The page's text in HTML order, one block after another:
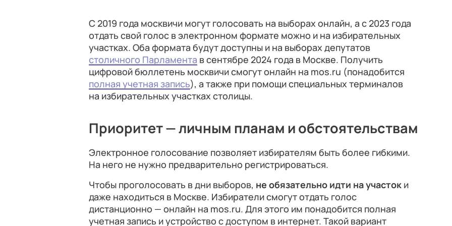
С 2019 года москвичи могут голосовать на выборах онлайн, а с 2023 года
отдать свой голос в электронном формате можно и на избирательных
участках. Оба формата будут доступны и на выборах депутатов
столичного Парламента в сентябре 2024 года в Москве. Получить
цифровой бюллетень москвичи смогут онлайн на mos.ru (понадобится
полная учетная запись), а также при помощи специальных терминалов
на избирательных участках столицы.
Приоритет — личным планам и обстоятельствам
Электронное голосование позволяет избирателям быть более гибкими.
На него не нужно предварительно регистрироваться.
Чтобы проголосовать в дни выборов, не обязательно идти на участок и
даже находиться в Москве. Избиратели смогут отдать голос
дистанционно — онлайн на mos.ru. Для этого им понадобится полная
учетная запись и устройство с доступом в интернет. Такой вариант